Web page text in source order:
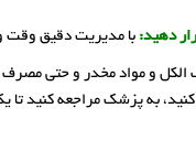
دهید: با مدیریت دقیق وقت
و مواد مخدر و حتی مصرف
به پزشک مراجعه کنید تا